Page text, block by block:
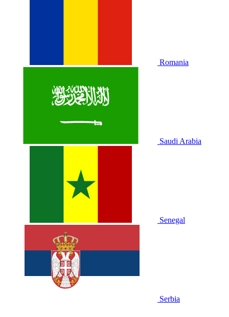
Romania
Saudi Arabia
Senegal
Serbia